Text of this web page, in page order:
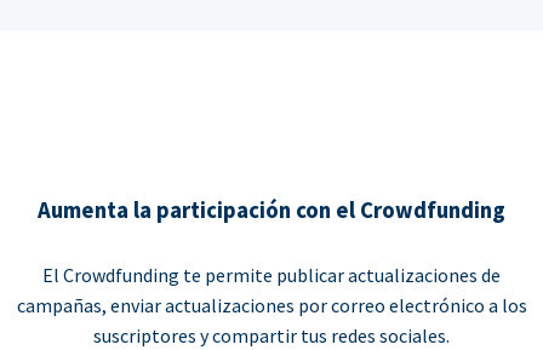
Aumenta la participación con el Crowdfunding
El Crowdfunding te permite publicar actualizaciones de
campañas, enviar actualizaciones por correo electrónico a los
suscriptores y compartir tus redes sociales.